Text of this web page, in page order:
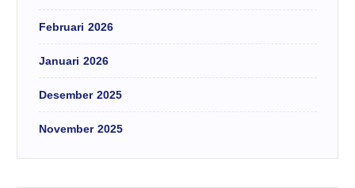
Februari 2026
Januari 2026
Desember 2025
November 2025